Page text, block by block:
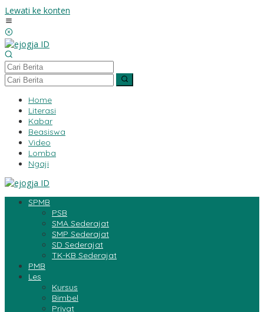
Lewati ke konten
Home
Literasi
Kabar
Beasiswa
Video
Lomba
Ngaji
SPMB
PSB
SMA Sederajat
SMP Sederajat
SD Sederajat
TK-KB Sederajat
PMB
Les
Kursus
Bimbel
Privat